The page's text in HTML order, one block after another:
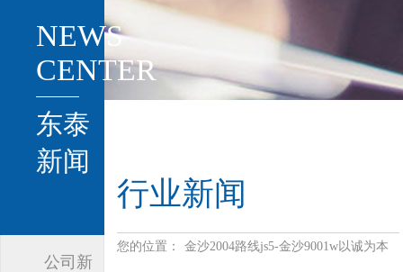
NEWS
CENTER
东泰
新闻
公司新
行业新闻
您的位置： 金沙2004路线js5-金沙9001w以诚为本